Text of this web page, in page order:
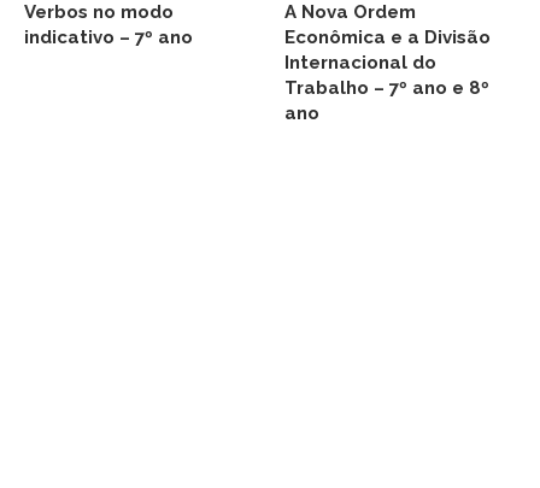
Verbos no modo
indicativo – 7º ano
A Nova Ordem
Econômica e a Divisão
Internacional do
Trabalho – 7º ano e 8º
ano